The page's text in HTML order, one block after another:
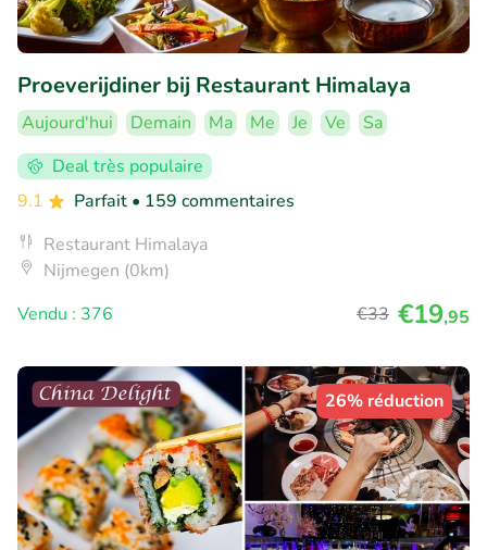
Proeverijdiner bij Restaurant Himalaya
Aujourd'hui Demain Ma Me Je Ve
Sa
Deal très populaire
9.1
Parfait • 159 commentaires
Restaurant Himalaya
Nijmegen (0km)
Vendu : 376
€33 €19,95
26% réduction